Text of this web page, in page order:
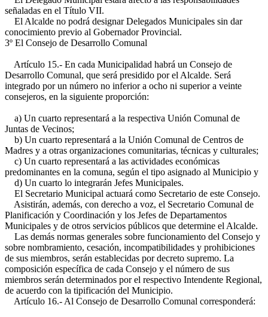
señaladas en el Título VII.
El Alcalde no podrá designar Delegados Municipales sin dar
conocimiento previo al Gobernador Provincial.
3º El Consejo de Desarrollo Comunal
Artículo 15.- En cada Municipalidad habrá un Consejo de
Desarrollo Comunal, que será presidido por el Alcalde. Será
integrado por un número no inferior a ocho ni superior a veinte
consejeros, en la siguiente proporción:
a) Un cuarto representará a la respectiva Unión Comunal de
Juntas de Vecinos;
b) Un cuarto representará a la Unión Comunal de Centros de
Madres y a otras organizaciones comunitarias, técnicas y culturales;
c) Un cuarto representará a las actividades económicas
predominantes en la comuna, según el tipo asignado al Municipio y
d) Un cuarto lo integrarán Jefes Municipales.
El Secretario Municipal actuará como Secretario de este Consejo.
Asistirán, además, con derecho a voz, el Secretario Comunal de
Planificación y Coordinación y los Jefes de Departamentos
Municipales y de otros servicios públicos que determine el Alcalde.
Las demás normas generales sobre funcionamiento del Consejo y
sobre nombramiento, cesación, incompatibilidades y prohibiciones
de sus miembros, serán establecidas por decreto supremo. La
composición específica de cada Consejo y el número de sus
miembros serán determinados por el respectivo Intendente Regional,
de acuerdo con la tipificación del Municipio.
Artículo 16.- Al Consejo de Desarrollo Comunal corresponderá: